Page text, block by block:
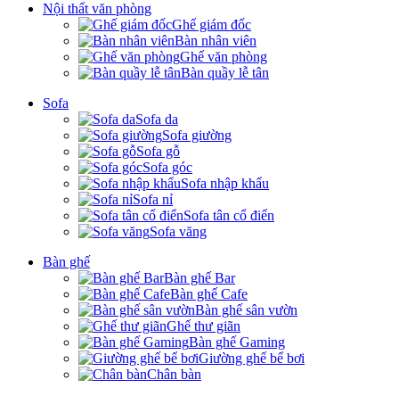
Nội thất văn phòng
Ghế giám đốc
Bàn nhân viên
Ghế văn phòng
Bàn quầy lễ tân
Sofa
Sofa da
Sofa giường
Sofa gỗ
Sofa góc
Sofa nhập khẩu
Sofa nỉ
Sofa tân cổ điển
Sofa văng
Bàn ghế
Bàn ghế Bar
Bàn ghế Cafe
Bàn ghế sân vườn
Ghế thư giãn
Bàn ghế Gaming
Giường ghế bể bơi
Chân bàn